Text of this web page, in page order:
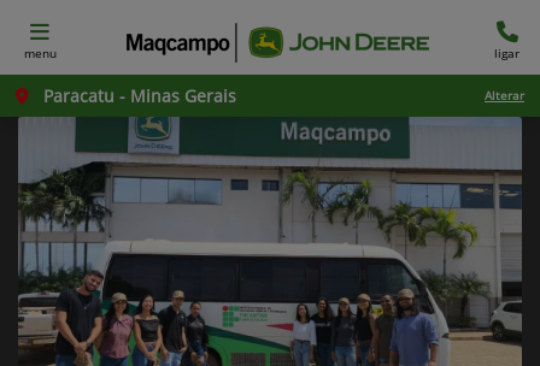
menu ligar
Paracatu - Minas Gerais Alterar